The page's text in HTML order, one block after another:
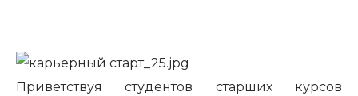
Приветствуя студентов старших курсов